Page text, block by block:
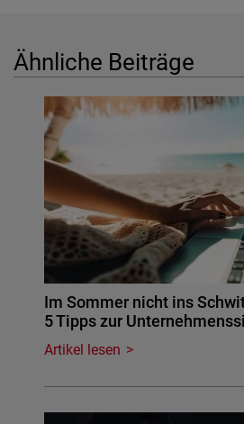
Ähnliche Beiträge
Im Sommer nicht ins
5 Tipps zur
Artikel lesen